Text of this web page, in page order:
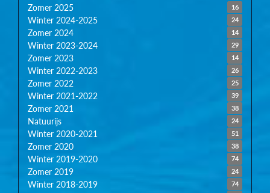
16
Zomer 2025
24
Winter 2024-2025
14
Zomer 2024
29
Winter 2023-2024
14
Zomer 2023
26
Winter 2022-2023
25
Zomer 2022
39
Winter 2021-2022
38
Zomer 2021
24
Natuurijs
51
Winter 2020-2021
38
Zomer 2020
74
Winter 2019-2020
24
Zomer 2019
74
Winter 2018-2019